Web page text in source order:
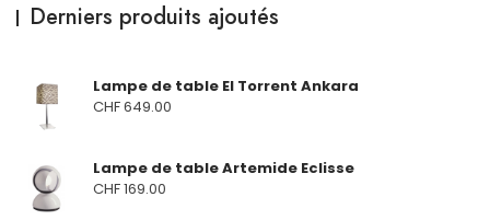
Derniers produits ajoutés
Lampe de table El Torrent Ankara
CHF649.00
Lampe de table Artemide Eclisse
CHF169.00